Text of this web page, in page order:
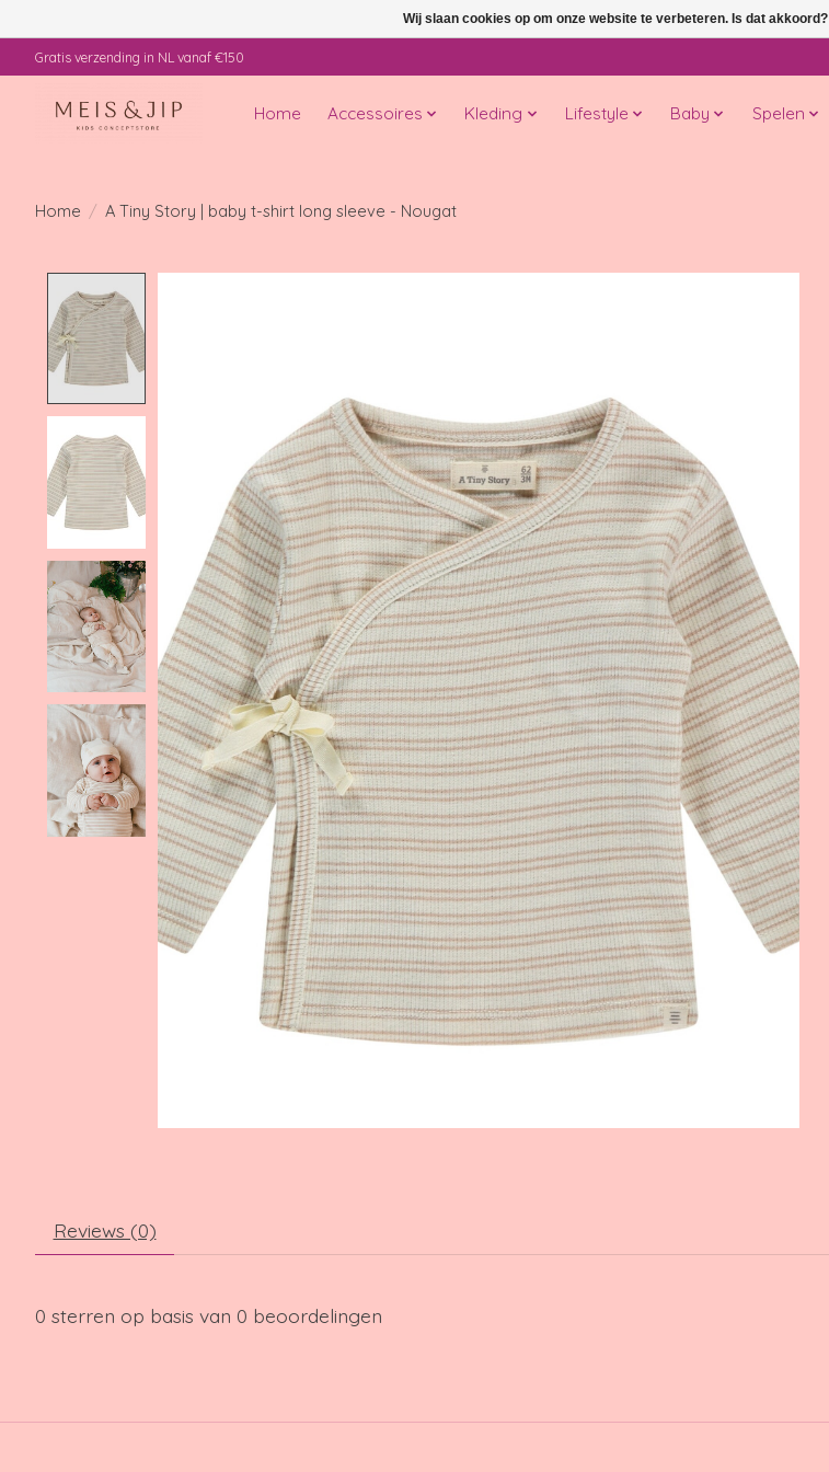
Gratis verzending in NL vanaf €150
Home Accessoires Kleding Lifestyle Baby Spelen
Home / A Tiny Story | baby t-shirt long sleeve - Nougat
Reviews (0)
0 sterren op basis van 0 beoordelingen
Wij slaan cookies op om onze website te verbeteren. Is dat akkoord?